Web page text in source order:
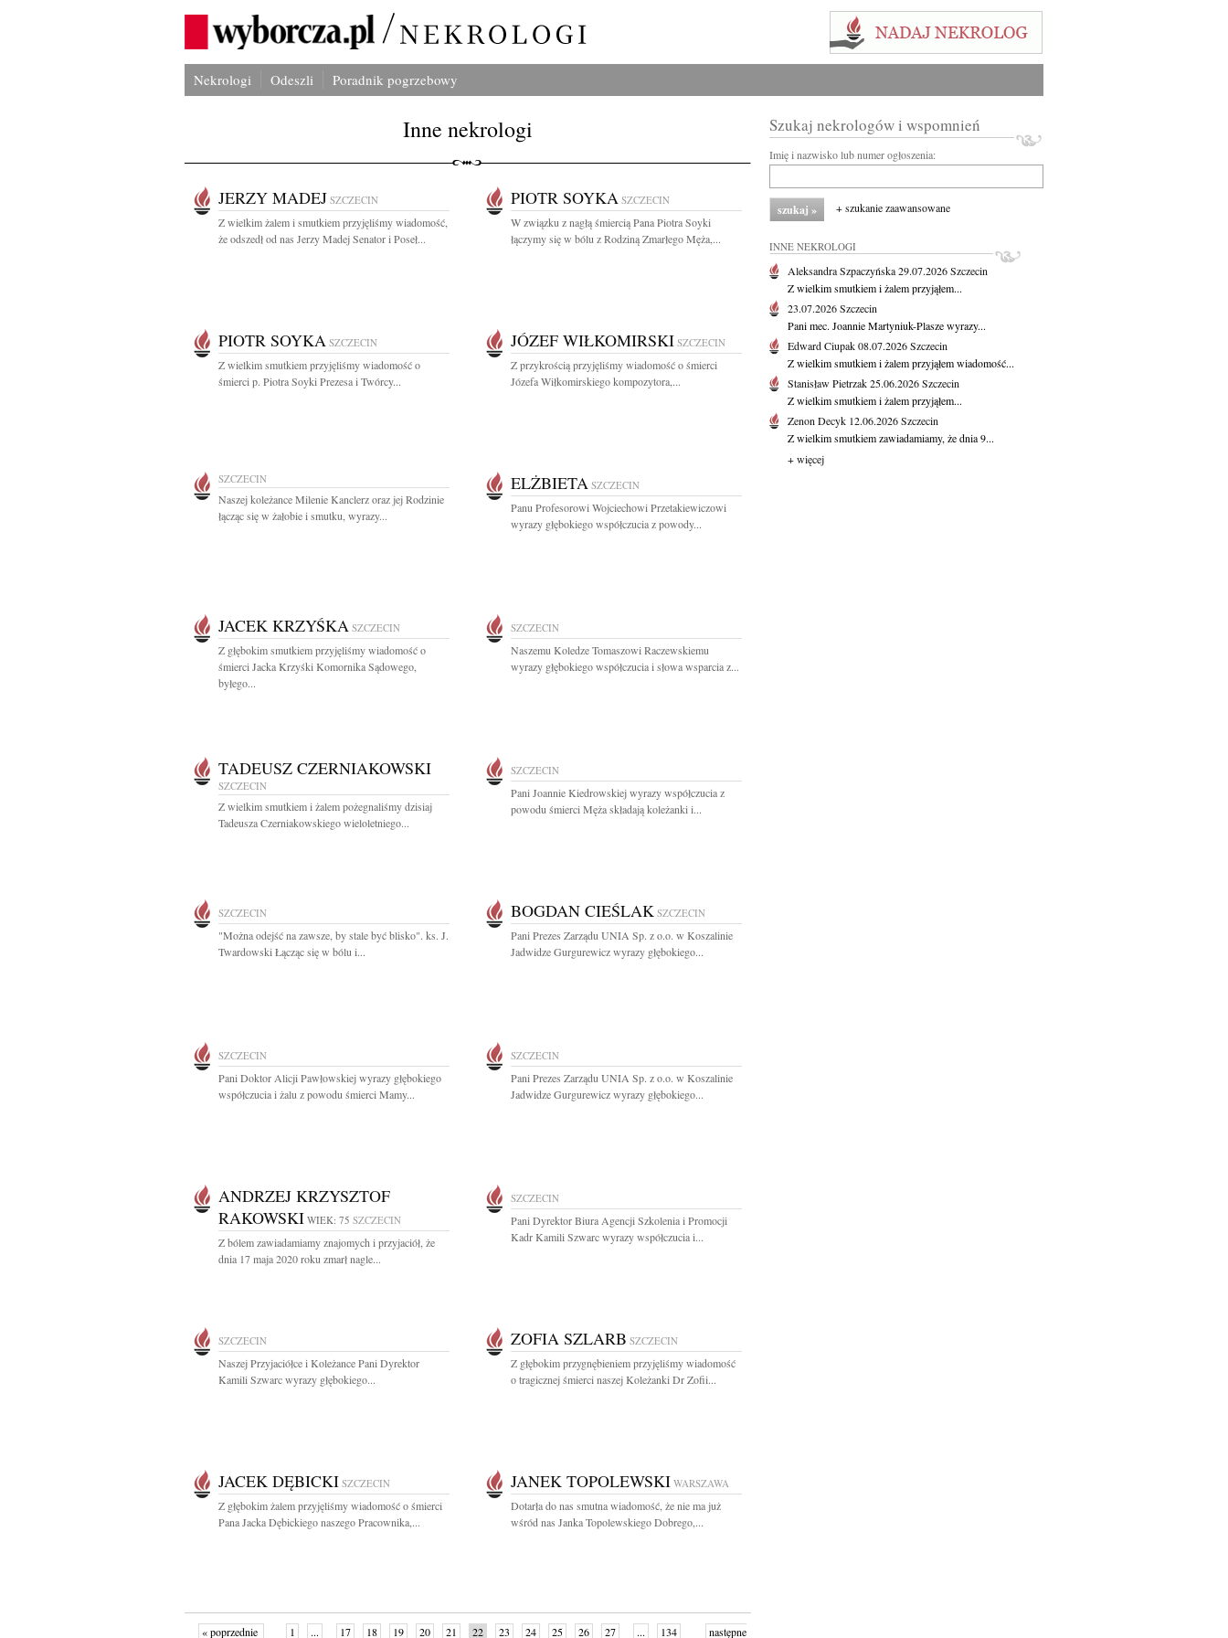
Nekrologi Odeszli Poradnik pogrzebowy
Inne nekrologi
JERZY MADEJ SZCZECIN
Z wielkim żalem i smutkiem przyjęliśmy wiadomość,
że odszedł od nas Jerzy Madej Senator i Poseł...
PIOTR SOYKA SZCZECIN
W związku z nagłą śmiercią Pana Piotra Soyki
łączymy się w bólu z Rodziną Zmarłego Męża,...
PIOTR SOYKA SZCZECIN
Z wielkim smutkiem przyjęliśmy wiadomość o
śmierci p. Piotra Soyki Prezesa i Twórcy...
JÓZEF WIŁKOMIRSKI SZCZECIN
Z przykrością przyjęliśmy wiadomość o śmierci
Józefa Wiłkomirskiego kompozytora,...
SZCZECIN
Naszej koleżance Milenie Kanclerz oraz jej Rodzinie
łącząc się w żałobie i smutku, wyrazy...
ELŻBIETA SZCZECIN
Panu Profesorowi Wojciechowi Przetakiewiczowi
wyrazy głębokiego współczucia z powody...
JACEK KRZYŚKA SZCZECIN
Z głębokim smutkiem przyjęliśmy wiadomość o
śmierci Jacka Krzyśki Komornika Sądowego,
byłego...
SZCZECIN
Naszemu Koledze Tomaszowi Raczewskiemu
wyrazy głębokiego współczucia i słowa wsparcia z...
TADEUSZ CZERNIAKOWSKI
SZCZECIN
Z wielkim smutkiem i żalem pożegnaliśmy dzisiaj
Tadeusza Czerniakowskiego wieloletniego...
SZCZECIN
Pani Joannie Kiedrowskiej wyrazy współczucia z
powodu śmierci Męża składają koleżanki i...
SZCZECIN
"Można odejść na zawsze, by stale być blisko". ks. J.
Twardowski Łącząc się w bólu i...
BOGDAN CIEŚLAK SZCZECIN
Pani Prezes Zarządu UNIA Sp. z o.o. w Koszalinie
Jadwidze Gurgurewicz wyrazy głębokiego...
SZCZECIN
Pani Doktor Alicji Pawłowskiej wyrazy głębokiego
współczucia i żalu z powodu śmierci Mamy...
SZCZECIN
Pani Prezes Zarządu UNIA Sp. z o.o. w Koszalinie
Jadwidze Gurgurewicz wyrazy głębokiego...
ANDRZEJ KRZYSZTOF
RAKOWSKI WIEK: 75 SZCZECIN
Z bólem zawiadamiamy znajomych i przyjaciół, że
dnia 17 maja 2020 roku zmarł nagle...
SZCZECIN
Pani Dyrektor Biura Agencji Szkolenia i Promocji
Kadr Kamili Szwarc wyrazy współczucia i...
SZCZECIN
Naszej Przyjaciółce i Koleżance Pani Dyrektor
Kamili Szwarc wyrazy głębokiego...
ZOFIA SZLARB SZCZECIN
Z głębokim przygnębieniem przyjęliśmy wiadomość
o tragicznej śmierci naszej Koleżanki Dr Zofii...
JACEK DĘBICKI SZCZECIN
Z głębokim żalem przyjęliśmy wiadomość o śmierci
Pana Jacka Dębickiego naszego Pracownika,...
JANEK TOPOLEWSKI WARSZAWA
Dotarła do nas smutna wiadomość, że nie ma już
wśród nas Janka Topolewskiego Dobrego,...
« poprzednie 1 ... 17 18 19 20 21 22 23 24 25 26 27 ... 134 następne
Szukaj nekrologów i wspomnień
Imię i nazwisko lub numer ogłoszenia:
+ szukanie zaawansowane
INNE NEKROLOGI
Aleksandra Szpaczyńska29.07.2026Szczecin
Z wielkim smutkiem i żalem przyjąłem...
23.07.2026Szczecin
Pani mec. Joannie Martyniuk-Plasze wyrazy...
Edward Ciupak08.07.2026Szczecin
Z wielkim smutkiem i żalem przyjąłem wiadomość...
Stanisław Pietrzak25.06.2026Szczecin
Z wielkim smutkiem i żalem przyjąłem...
Zenon Decyk 12.06.2026Szczecin
Z wielkim smutkiem zawiadamiamy, że dnia 9...
+ więcej